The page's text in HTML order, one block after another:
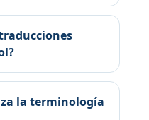
la terminología